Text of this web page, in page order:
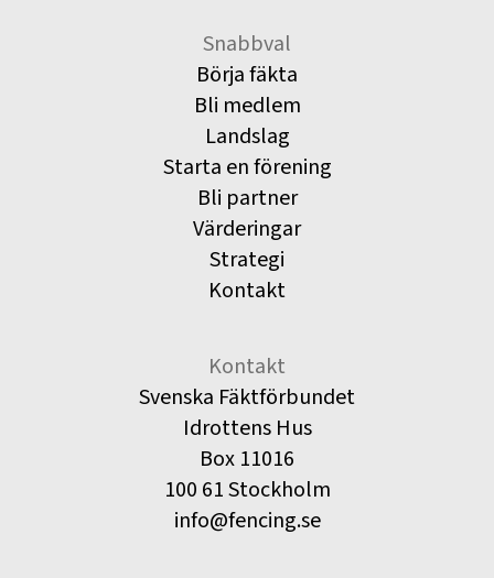
Snabbval
Börja fäkta
Bli medlem
Landslag
Starta en förening
Bli partner
Värderingar
Strategi
Kontakt
Kontakt
Svenska Fäktförbundet
Idrottens Hus
Box 11016
100 61 Stockholm
info@fencing.se